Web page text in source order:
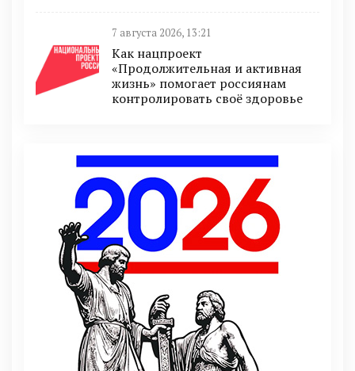
7 августа 2026, 13:21
Как нацпроект
«Продолжительная и активная
жизнь» помогает россиянам
контролировать своё здоровье